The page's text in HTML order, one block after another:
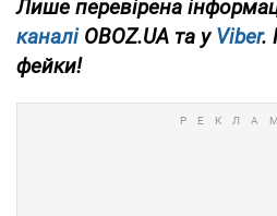
Лише перевірена
каналіOBOZ.UA та уViber.
фейки!